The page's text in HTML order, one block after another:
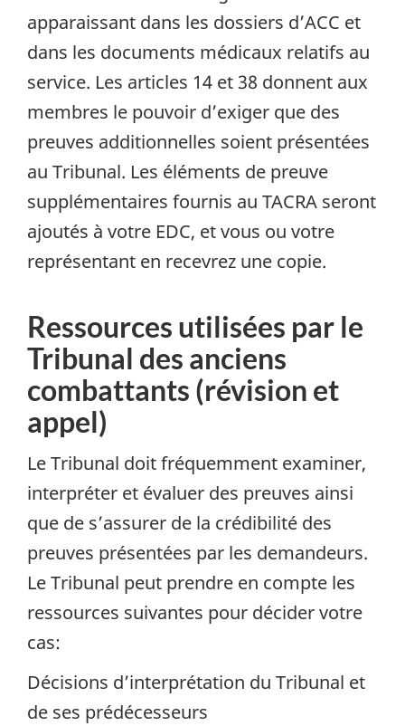
apparaissant dans les dossiers d’ACC et
dans les documents médicaux relatifs au
service. Les articles 14 et 38 donnent aux
membres le pouvoir d’exiger que des
preuves additionnelles soient présentées
au Tribunal. Les éléments de preuve
supplémentaires fournis au TACRA seront
ajoutés à votre EDC, et vous ou votre
représentant en recevrez une copie.
Ressources utilisées par le
Tribunal des anciens
combattants (révision et
appel)
Le Tribunal doit fréquemment examiner,
interpréter et évaluer des preuves ainsi
que de s’assurer de la crédibilité des
preuves présentées par les demandeurs.
Le Tribunal peut prendre en compte les
ressources suivantes pour décider votre
cas:
Décisions d’interprétation du Tribunal et
de ses prédécesseurs